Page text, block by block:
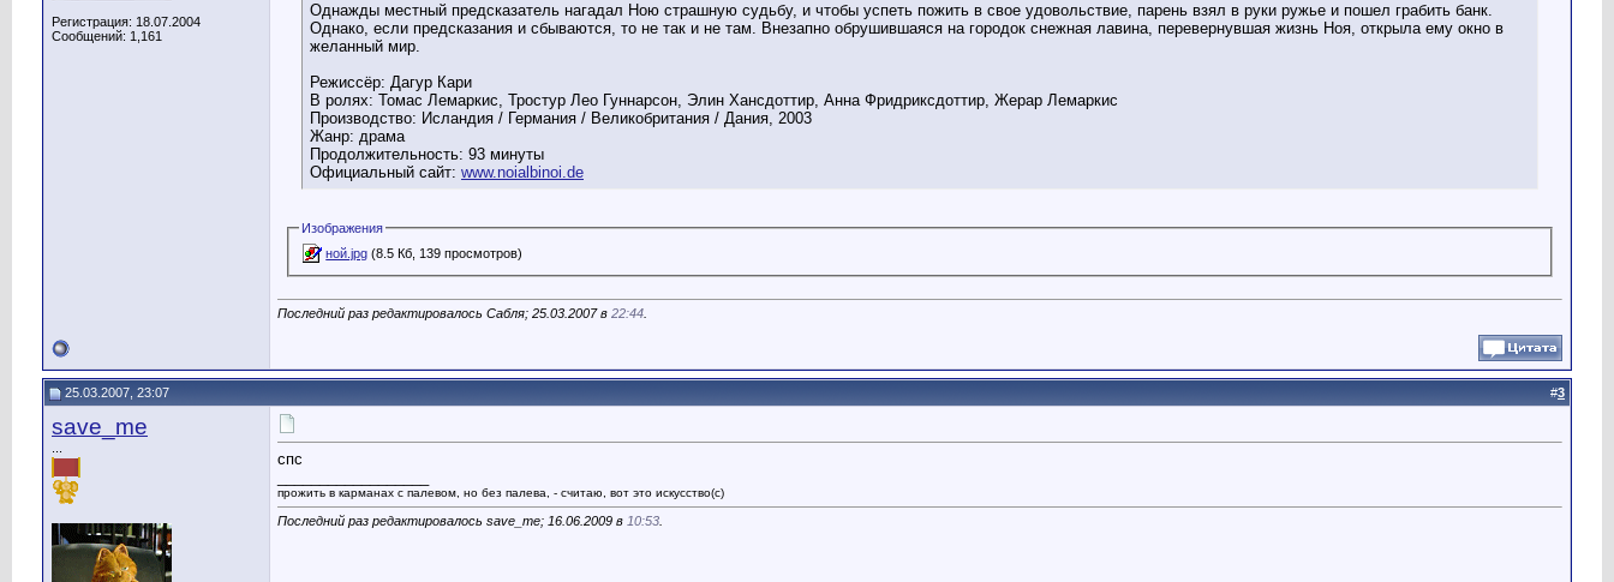
Регистрация: 18.07.2004
Сообщений: 1,161
Однажды местный предсказатель нагадал Ною страшную судьбу, и чтобы успеть пожить в свое удовольствие, парень взял в руки ружье и пошел грабить банк.
Однако, если предсказания и сбываются, то не так и не там. Внезапно обрушившаяся на городок снежная лавина, перевернувшая жизнь Ноя, открыла ему окно в
желанный мир.
Режиссёр: Дагур Кари
В ролях: Томас Лемаркис, Тростур Лео Гуннарсон, Элин Хансдоттир, Анна Фридриксдоттир, Жерар Лемаркис
Производство: Исландия / Германия / Великобритания / Дания, 2003
Жанр: драма
Продолжительность: 93 минуты
Официальный сайт: www.noialbinoi.de
Изображения
ной.jpg (8.5 Кб, 139 просмотров)
Последний раз редактировалось Сабля; 25.03.2007 в 22:44
25.03.2007, 23:07 #3
save_me
спс
прожить в карманах с палевом, но без палева, - считаю, вот это искусство(с)
Последний раз редактировалось save_me; 16.06.2009 в 10:53